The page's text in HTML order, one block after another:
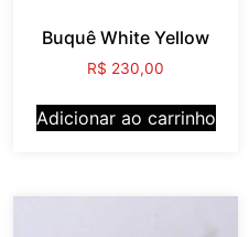
Buquê White Yellow
R$ 230,00
Adicionar ao carrinho